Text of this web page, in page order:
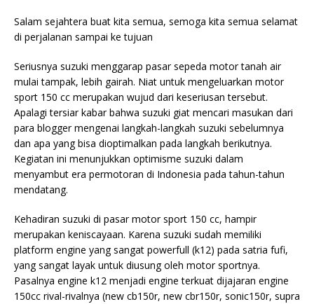
Salam sejahtera buat kita semua, semoga kita semua selamat
di perjalanan sampai ke tujuan
Seriusnya suzuki menggarap pasar sepeda motor tanah air
mulai tampak, lebih gairah. Niat untuk mengeluarkan motor
sport 150 cc merupakan wujud dari keseriusan tersebut.
Apalagi tersiar kabar bahwa suzuki giat mencari masukan dari
para blogger mengenai langkah-langkah suzuki sebelumnya
dan apa yang bisa dioptimalkan pada langkah berikutnya.
Kegiatan ini menunjukkan optimisme suzuki dalam
menyambut era permotoran di Indonesia pada tahun-tahun
mendatang.
Kehadiran suzuki di pasar motor sport 150 cc, hampir
merupakan keniscayaan. Karena suzuki sudah memiliki
platform engine yang sangat powerfull (k12) pada satria fufi,
yang sangat layak untuk diusung oleh motor sportnya.
Pasalnya engine k12 menjadi engine terkuat dijajaran engine
150cc rival-rivalnya (new cb150r, new cbr150r, sonic150r, supra